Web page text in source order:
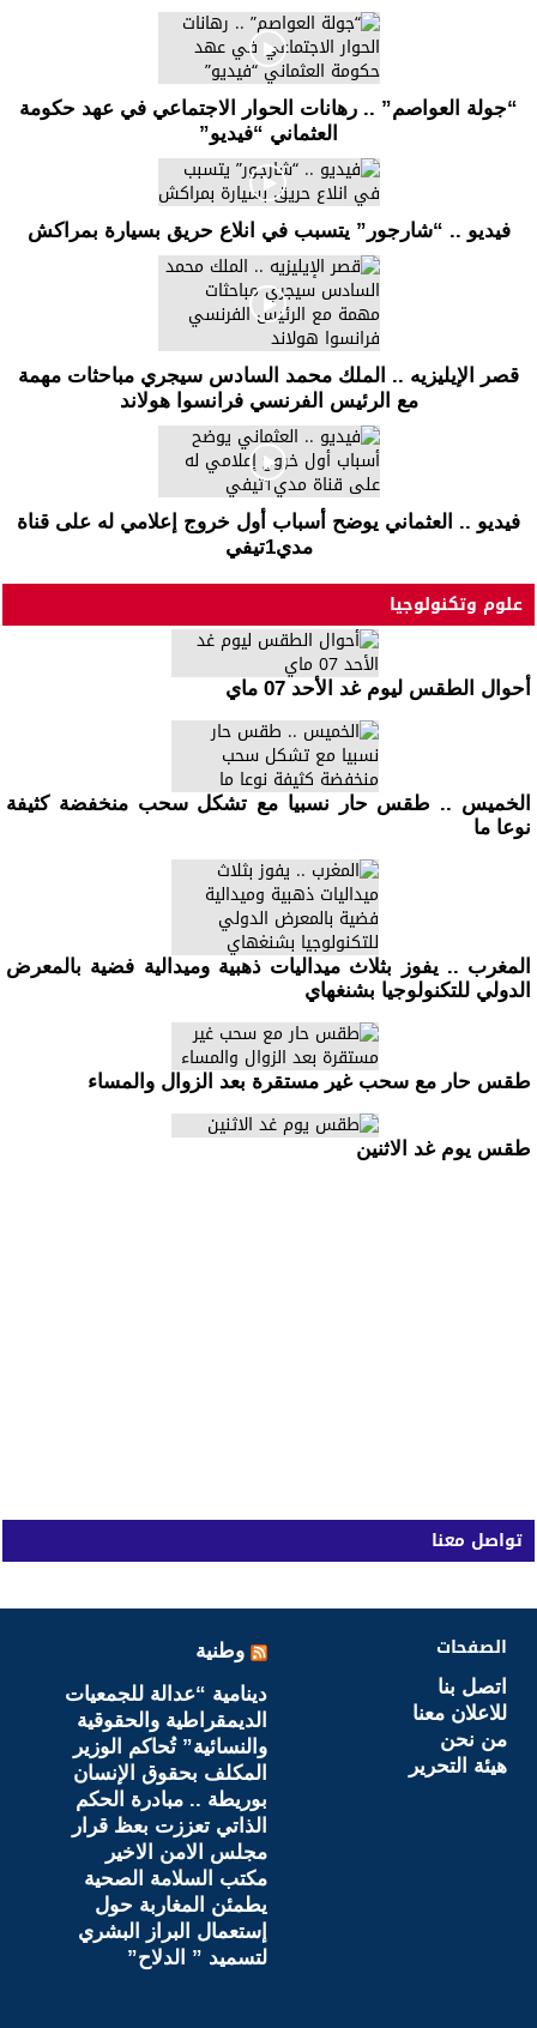
“جولة العواصم” .. رهانات الحوار الاجتماعي في عهد حكومة
العثماني “فيديو”
فيديو .. “شارجور” يتسبب في انلاع حريق بسيارة بمراكش
قصر الإيليزيه .. الملك محمد السادس سيجري مباحثات مهمة
مع الرئيس الفرنسي فرانسوا هولاند
فيديو .. العثماني يوضح أسباب أول خروج إعلامي له على قناة
مدي1تيفي
علوم وتكنولوجيا
أحوال الطقس ليوم غد الأحد 07 ماي
الخميس .. طقس حار نسبيا مع تشكل سحب منخفضة كثيفة
نوعا ما
المغرب .. يفوز بثلاث ميداليات ذهبية وميدالية فضية بالمعرض
الدولي للتكنولوجيا بشنغهاي
طقس حار مع سحب غير مستقرة بعد الزوال والمساء
طقس يوم غد الاثنين
تواصل معنا
الصفحات
اتصل بنا
للاعلان معنا
من نحن
هيئة التحرير
وطنية
دينامية “عدالة للجمعيات
الديمقراطية والحقوقية
والنسائية” تُحاكم الوزير
المكلف بحقوق الإنسان
بوريطة .. مبادرة الحكم
الذاتي تعززت بعظ قرار
مجلس الامن الاخير
مكتب السلامة الصحية
يطمئن المغاربة حول
إستعمال البراز البشري
لتسميد ” الدلاح”